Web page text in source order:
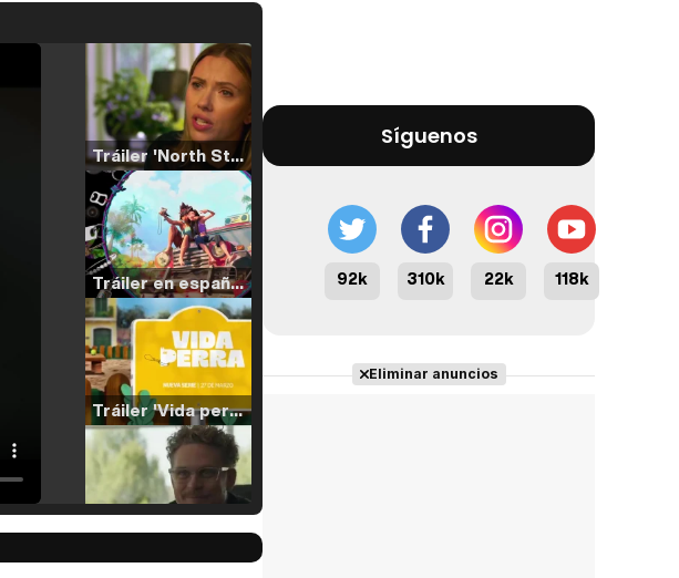
Tráiler 'North Star' (2023)
Tráiler en español de 'La isla olvidada'
Tráiler 'Vida perra' (2026)
Tráiler Oficial en VOSE 'The Audacity'
Síguenos
92k 310k 22k 118k
Eliminar anuncios